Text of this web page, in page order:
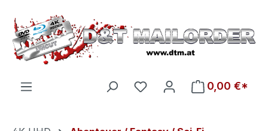
Zum Hauptinhalt springen
Du hast 0 Produkte auf
0,00 €*